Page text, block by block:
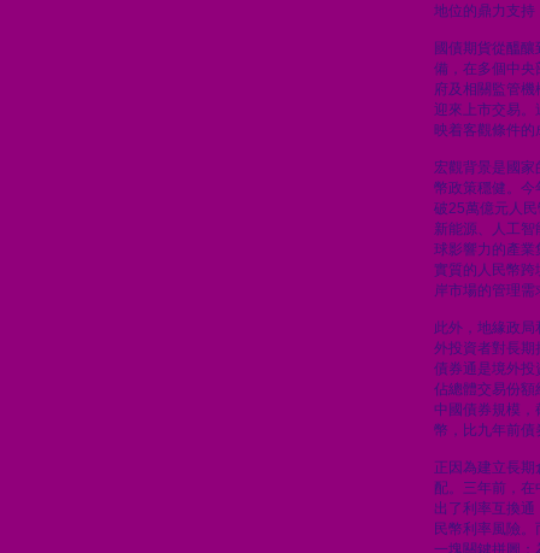
地位的鼎力支持
國債期貨從醞
備，在多個中央
府及相關監管
迎來上市交易。
映着客觀條件的
宏觀背景是國
幣政策穩健。今
破25萬億元人
新能源、人工
球影響力的產業
實質的人民幣跨
岸市場的管理需
此外，地緣政
外投資者對長期
債券通是境外投
佔總體交易份額
中國債券規模
幣，比九年前債
正因為建立長
配。三年前，
出了利率互換
民幣利率風險
一塊關鍵拼圖：